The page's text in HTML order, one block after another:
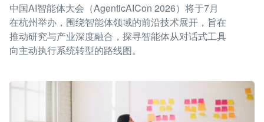
中国AI智能体大会（AgenticAICon 2026）将于7月
在杭州举办，围绕智能体领域的前沿技术展开，旨在
推动研究与产业深度融合，探寻智能体从对话式工具
向主动执行系统转型的路线图。